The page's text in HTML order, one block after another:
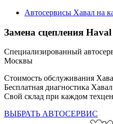
Автосервисы Хавал на
Замена сцепления
Специализированный
Москвы
Стоимость обслуживания
Бесплатная диагностика Хавал
Свой склад при каждом
ВЫБРАТЬ АВТОСЕРВИС